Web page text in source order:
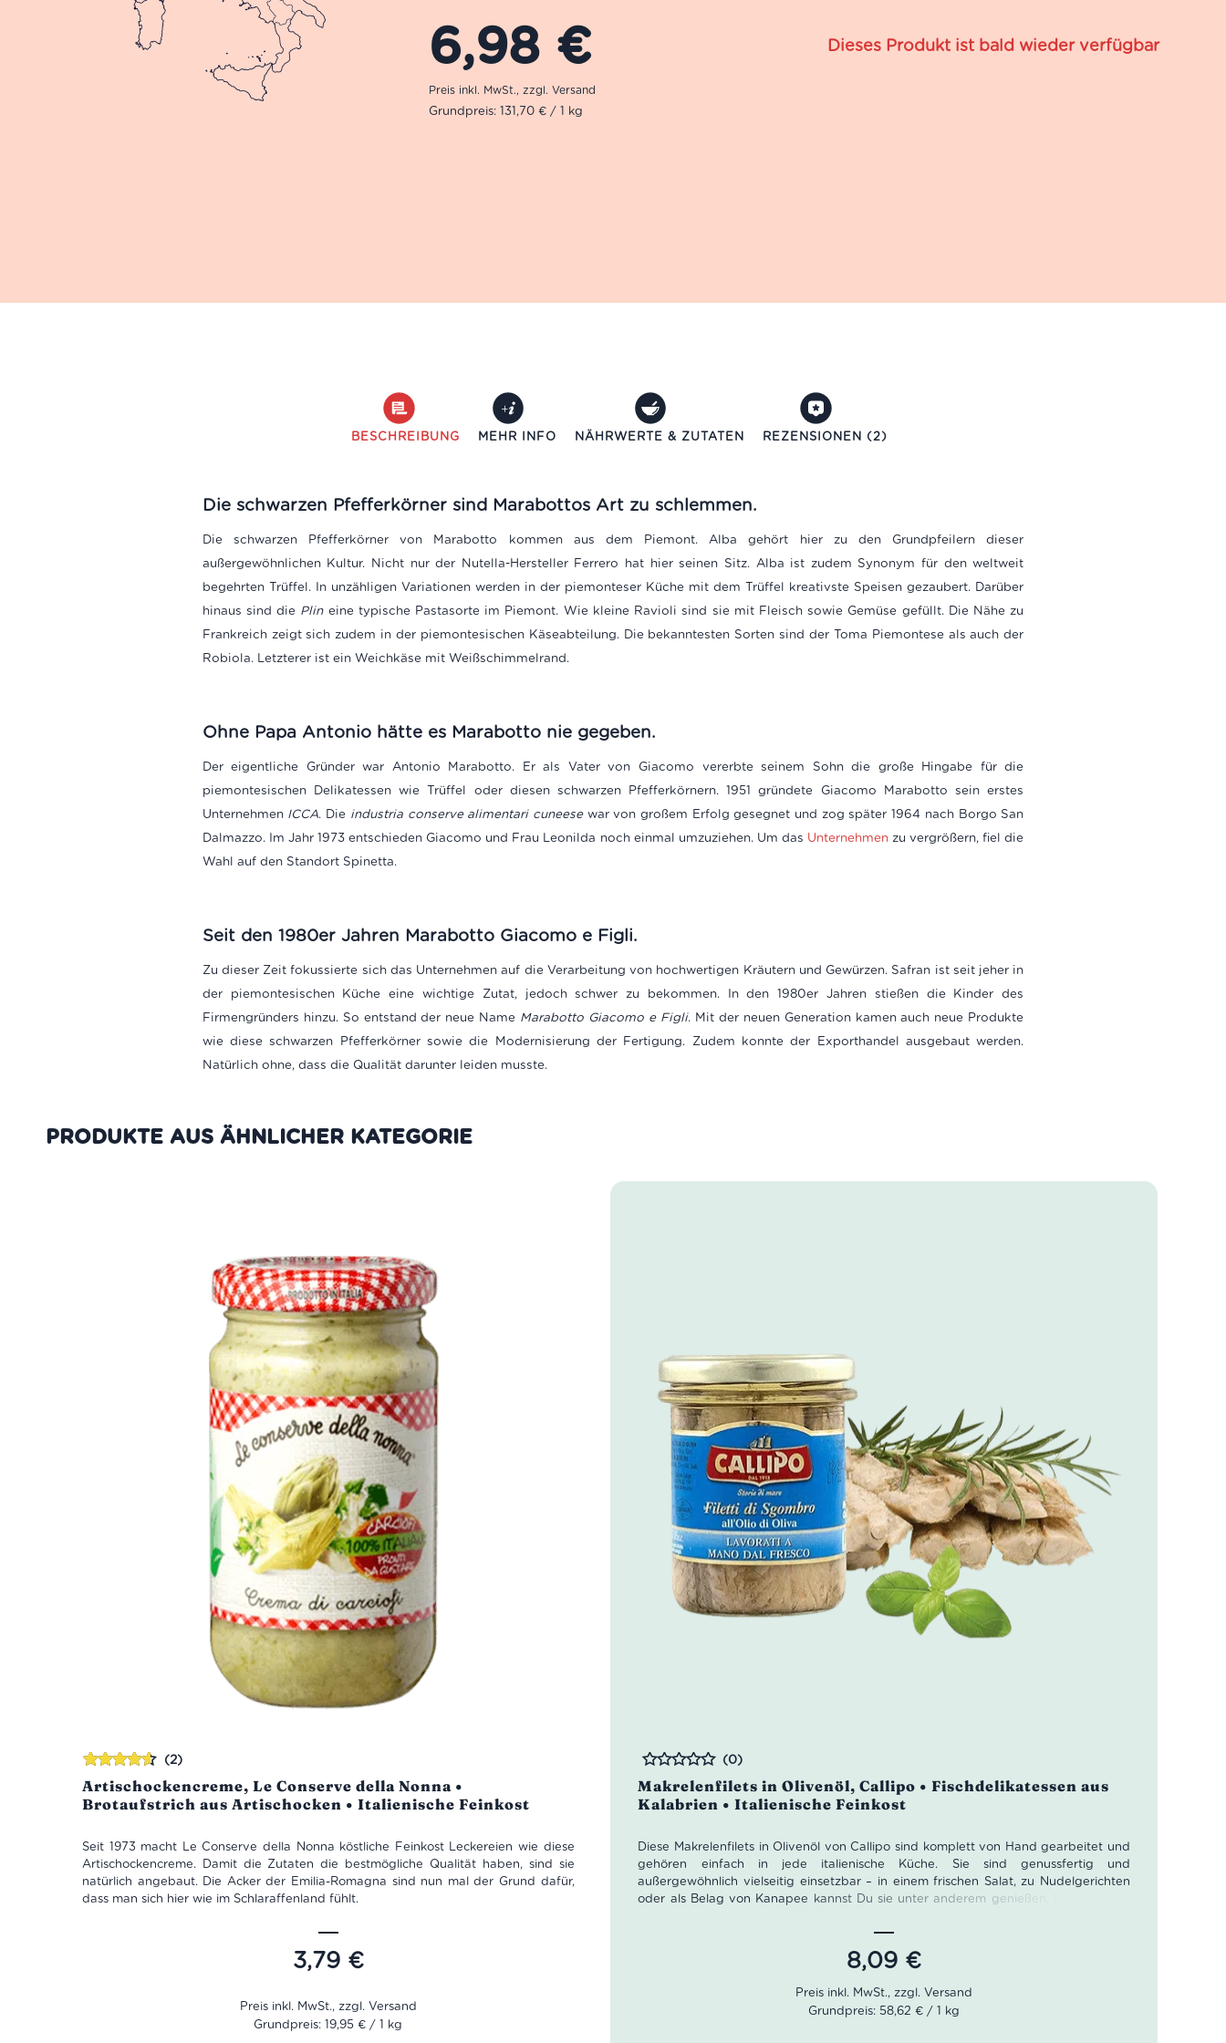
6,98 €
Grundpreis: 131,70 € / 1 kg
Dieses Produkt ist bald wieder verfügbar
BESCHREIBUNG MEHR INFO NÄHRWERTE & ZUTATEN REZENSIONEN (2)
Die schwarzen Pfefferkörner sind Marabottos Art zu schlemmen.
Die schwarzen Pfefferkörner von Marabotto kommen aus dem Piemont. Alba gehört hier zu den Grundpfeilern dieser
außergewöhnlichen Kultur. Nicht nur der Nutella-Hersteller Ferrero hat hier seinen Sitz. Alba ist zudem Synonym für den weltweit
begehrten Trüffel. In unzähligen Variationen werden in der piemonteser Küche mit dem Trüffel kreativste Speisen gezaubert. Darüber
hinaus sind die Plineine typische Pastasorte im Piemont. Wie kleine Ravioli sind sie mit Fleisch sowie Gemüse gefüllt. Die Nähe zu
Frankreich zeigt sich zudem in der piemontesischen Käseabteilung. Die bekanntesten Sorten sind der Toma Piemontese als auch der
Robiola. Letzterer ist ein Weichkäse mit Weißschimmelrand.
Ohne Papa Antonio hätte es Marabotto nie gegeben.
Der eigentliche Gründer war Antonio Marabotto. Er als Vater von Giacomo vererbte seinem Sohn die große Hingabe für die
piemontesischen Delikatessen wie Trüffel oder diesen schwarzen Pfefferkörnern. 1951 gründete Giacomo Marabotto sein erstes
Unternehmen ICCA. Die industria conserve alimentari cuneesewar von großem Erfolg gesegnet und zog später 1964 nach Borgo San
Dalmazzo. Im Jahr 1973 entschieden Giacomo und Frau Leonilda noch einmal umzuziehen. Um das Unternehmenzu vergrößern, fiel die
Wahl auf den Standort Spinetta.
Seit den 1980er Jahren Marabotto Giacomo e Figli.
Zu dieser Zeit fokussierte sich das Unternehmen auf die Verarbeitung von hochwertigen Kräutern und Gewürzen. Safran ist seit jeher in
der piemontesischen Küche eine wichtige Zutat, jedoch schwer zu bekommen. In den 1980er Jahren stießen die Kinder des
Firmengründers hinzu. So entstand der neue Name Marabotto Giacomo e Figli. Mit der neuen Generation kamen auch neue Produkte
wie diese schwarzen Pfefferkörner sowie die Modernisierung der Fertigung. Zudem konnte der Exporthandel ausgebaut werden.
Natürlich ohne, dass die Qualität darunter leiden musste.
PRODUKTE AUS DER GLEICHEN KATEGORIE
Artischockencreme, Le Conserve della Nonna •
Brotaufstrich aus Artischocken • Italienische Feinkost
(2)
Seit 1973 macht Le Conserve della Nonna köstliche Feinkost Leckereien wie diese
Artischockencreme. Damit die Zutaten die bestmögliche Qualität haben, sind sie
natürlich angebaut. Die Acker der Emilia-Romagna sind nun mal der Grund dafür,
dass man sich hier wie im Schlaraffenland fühlt.
Diese Crema di Carciofi ist eine feine Creme aus herrlichen Artischocken, verfeinert
mit Knoblauch und Kräutern. Wenn man so verrückt nach Artischocken ist wie wir,
kann man diese Artischockencreme mit allem zubereiten. Sie passt hervorragend zu
schnöde auf einer Scheibe Brot.
3,79 €
Bewertet
mit4.50
von 5
Grundpreis: 19,95 € / 1 kg
Makrelenfilets in Olivenöl, Callipo • Fischdelikatessen aus
Kalabrien • Italienische Feinkost
Bewertet
(0)
Diese Makrelenfilets in Olivenöl von Callipo sind komplett von Hand gearbeitet und
gehören einfach in jede italienische Küche. Sie sind genussfertig und
außergewöhnlich vielseitig einsetzbar – in einem frischen Salat, zu Nudelgerichten
oder als Belag von Kanapee kannst Du sie unter anderem genießen. Durch seinen
nahrhaft sondern auch ganz besonders hochwertig.
Abtropfgewicht: 138 g
8,09 €
Grundpreis: 58,62 € / 1 kg